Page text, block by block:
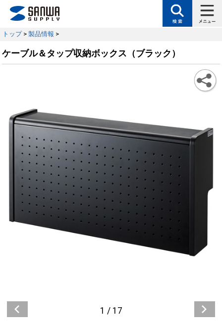
トップ> 製品情報 >
ケーブル＆タップ収納ボックス（ブラック）
1 / 17